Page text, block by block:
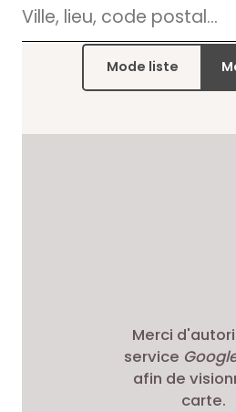
Mode liste
Merci
service
afin de
carte.